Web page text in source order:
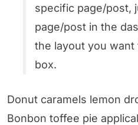
specific page/post,
page/post in the
the layout you
box.
Donut caramels lemon
Bonbon toffee pie